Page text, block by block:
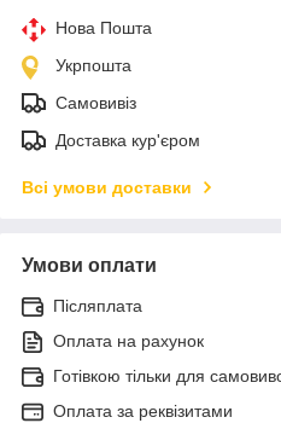
Нова Пошта
Укрпошта
Самовивіз
Доставка кур'єром
Всі умови доставки
Умови оплати
Післяплата
Оплата на рахунок
Готівкою тільки для
Оплата за реквізитами